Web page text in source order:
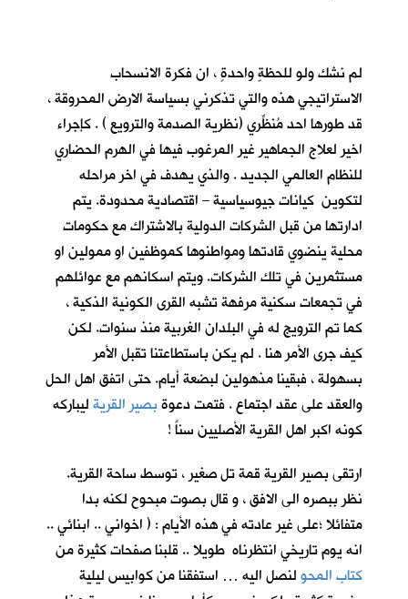
لم نشك ولو للحظةٍ واحدةٍ ، ان فكرة الانسحاب
الاستراتيجي هذه والتي تذكرني بسياسة الارض المحروقة ،
قد طورها احد مُنظِّري (نظرية الصدمة والترويع ) . كإجراء
اخير لعلاج الجماهير غير المرغوب فيها في الهرم الحضاري
للنظام العالمي الجديد . والذي يهدف في اخر مراحله
لتكوين كيانات جيوسياسية – اقتصادية محدودة. يتم
ادارتها من قبل الشركات الدولية بالاشتراك مع حكومات
محلية ينضوي قادتها ومواطنوها كموظفين او ممولين او
مستثمرين في تلك الشركات. ويتم اسكانهم مع عوائلهم
في تجمعات سكنية مرفهة تشبه القرى الكونية الذكية ،
كما تم الترويج له في البلدان الغربية منذ سنوات. لكن
كيف جرى الأمر هنا . لم يكن باستطاعتنا تقبل الأمر
بسهولة ، فبقينا مذهولين لبضعة أيام. حتى اتفق اهل الحل
والعقد على عقد اجتماع . فتمت دعوةبصير القريةليباركه
كونه اكبر اهل القرية الأصليين سناً !
ارتقى بصير القرية قمة تل صغير ، توسط ساحة القرية.
نظر ببصره الى الافق ، و قال بصوت مبحوح لكنه بدا
متفائلا ؛على غير عادته في هذه الأيام : ( اخواني .. ابنائي ..
انه يوم تاريخي انتظرناه طويلا .. قلبنا صفحات كثيرة من
كتاب المحولنصل اليه … استفقنا من كوابيس ليلية